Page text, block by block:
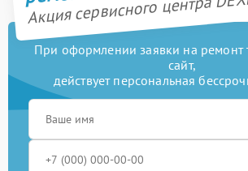
Акция сервисного центра
При оформлении заявки на ремонт
сайт,
действует персональная